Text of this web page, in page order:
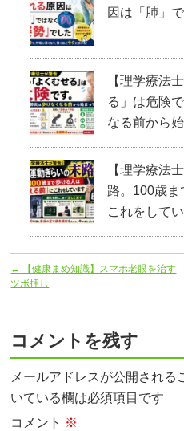
因は「肺」
【理学療法
る」は危険
なる前から
【理学療法
路。100歳ま
これをして
←
【健康まめ知識】スマホ老眼を治す
ツボ押し
コメントを残す
メールアドレスが公開される
いている欄は必須項目です
コメント ※